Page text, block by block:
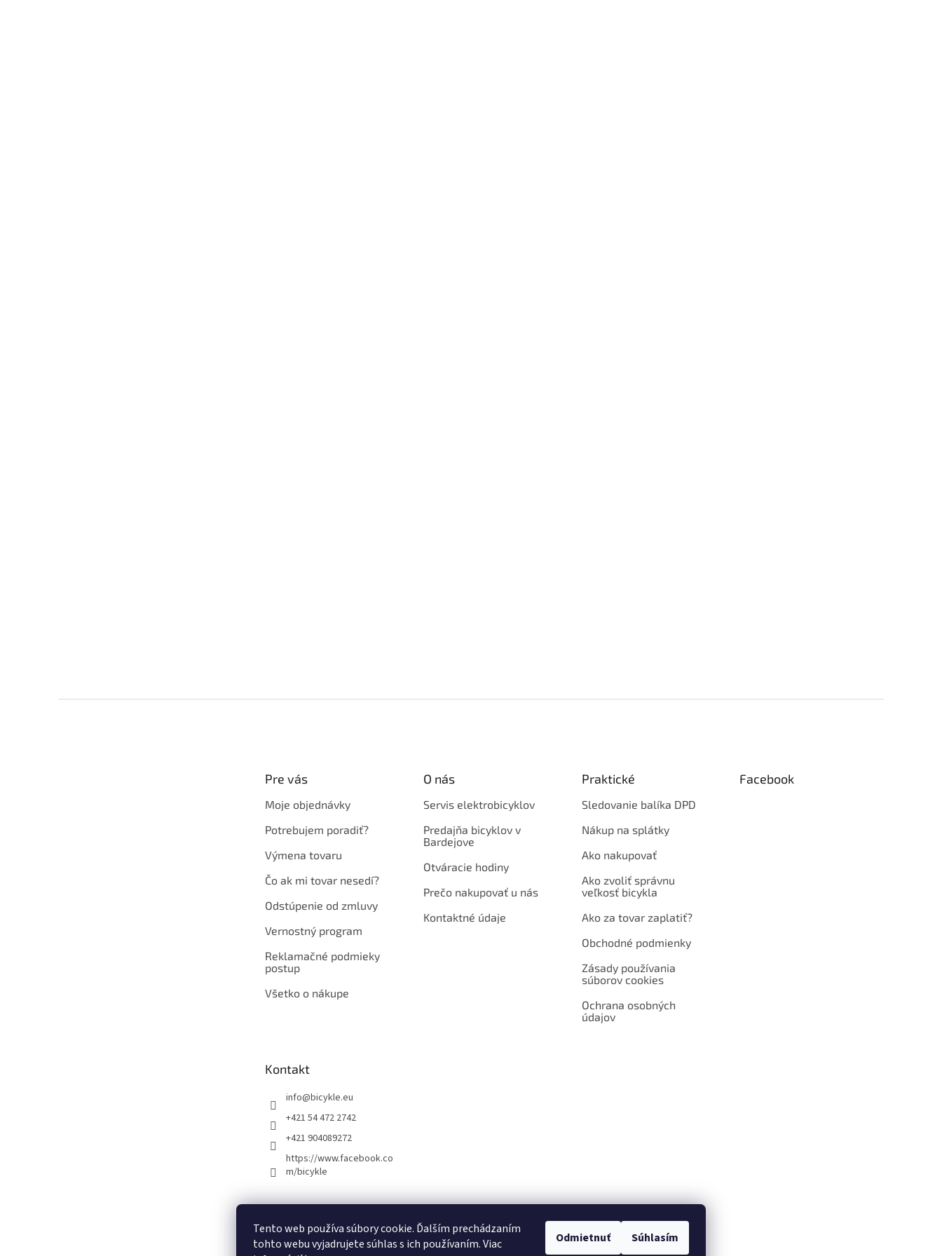
Tento web používa súbory cookie. Ďalším prechádzaním
tohto webu vyjadrujete súhlas s ich používaním. Viac
Odmietnuť Súhlasím
Pre vás
Moje objednávky
Potrebujem poradiť?
Výmena tovaru
Čo ak mi tovar nesedí?
Odstúpenie od zmluvy
Vernostný program
Reklamačné podmieky
postup
Všetko o nákupe
O nás
Servis elektrobicyklov
Predajňa bicyklov v
Bardejove
Otváracie hodiny
Prečo nakupovať u nás
Kontaktné údaje
Praktické
Sledovanie balíka DPD
Nákup na splátky
Ako nakupovať
Ako zvoliť správnu
veľkosť bicykla
Ako za tovar zaplatiť?
Obchodné podmienky
Zásady používania
súborov cookies
Ochrana osobných
údajov
Facebook
Kontakt
info@bicykle.eu
+421 54 472 2742
+421 904089272
https://www.facebook.co
m/bicykle